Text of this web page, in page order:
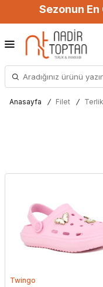
Sezonun
Anasayfa / Filet / Terlik
Twingo